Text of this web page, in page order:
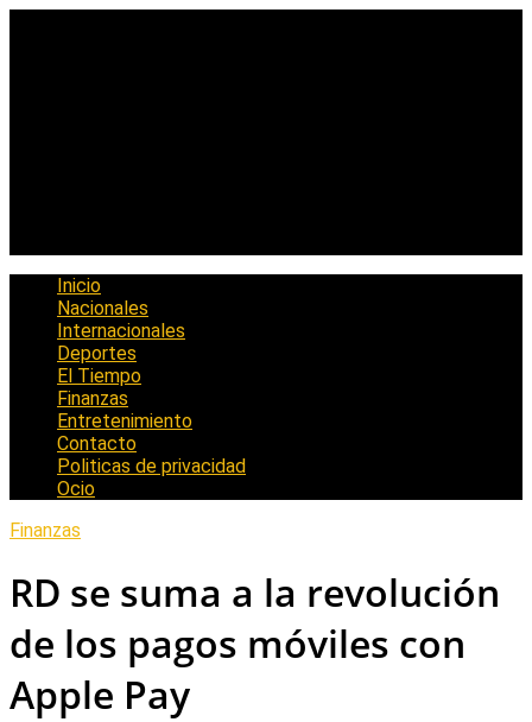
Inicio
Nacionales
Internacionales
Deportes
El Tiempo
Finanzas
Entretenimiento
Contacto
Politicas de privacidad
Ocio
Finanzas
RD se suma a la revolución
de los pagos móviles con
Apple Pay